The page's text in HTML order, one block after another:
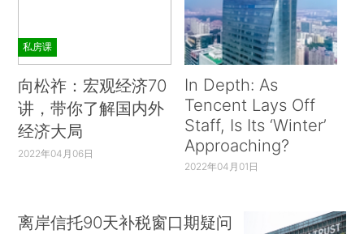
私房课
向松祚：宏观经济70
讲，带你了解国内外
经济大局
2022年04月06日
In Depth: As
Tencent Lays Off
Staff, Is Its ‘Winter’
Approaching?
2022年04月01日
离岸信托90天补税窗口期疑问